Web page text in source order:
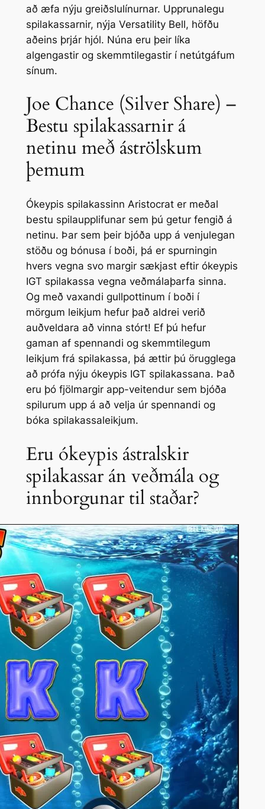
að æfa nýju greiðslulínurnar. Upprunalegu
spilakassarnir, nýja Versatility Bell, höfðu
aðeins þrjár hjól. Núna eru þeir líka
algengastir og skemmtilegastir í netútgáfum
sínum.
Joe Chance (Silver Share) –
Bestu spilakassarnir á
netinu með áströlskum
þemum
Ókeypis spilakassinn Aristocrat er meðal
bestu spilaupplifunar sem þú getur fengið á
netinu. Þar sem þeir bjóða upp á venjulegan
stöðu og bónusa í boði, þá er spurningin
hvers vegna svo margir sækjast eftir ókeypis
IGT spilakassa vegna veðmálaþarfa sinna.
Og með vaxandi gullpottinum í boði í
mörgum leikjum hefur það aldrei verið
auðveldara að vinna stórt! Ef þú hefur
gaman af spennandi og skemmtilegum
leikjum frá spilakassa, þá ættir þú örugglega
að prófa nýju ókeypis IGT spilakassana. Það
eru þó fjölmargir app-veitendur sem bjóða
spilurum upp á að velja úr spennandi og
bóka spilakassaleikjum.
Eru ókeypis ástralskir
spilakassar án veðmála og
innborgunar til staðar?